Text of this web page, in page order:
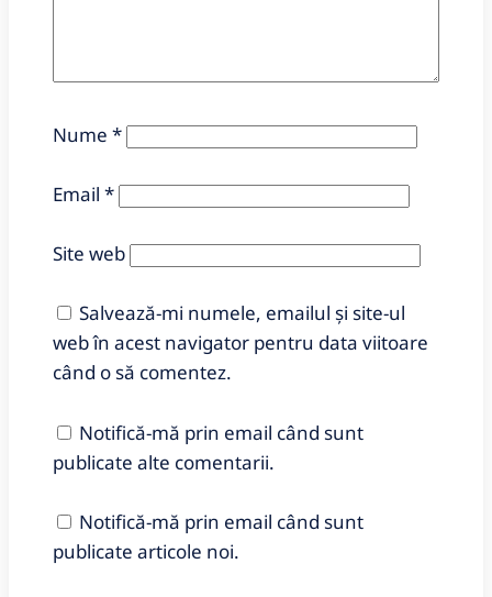
Nume *
Email *
Site web
Salvează-mi numele, emailul și site-ul
web în acest navigator pentru data viitoare
când o să comentez.
Notifică-mă prin email când sunt
publicate alte comentarii.
Notifică-mă prin email când sunt
publicate articole noi.